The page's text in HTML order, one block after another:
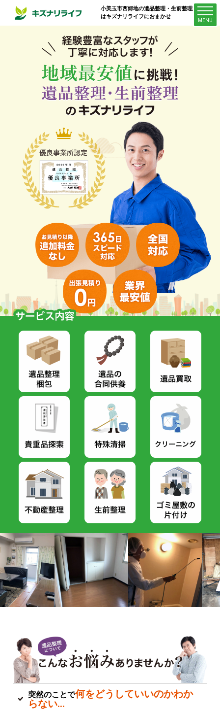
小美玉市西郷地の遺品整理・生前整理業者
はキズナリライフにおまかせ
突然のことで何をどうしていいのかわか
らない…